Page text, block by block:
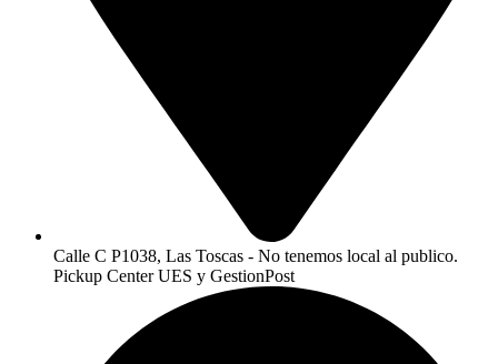
Calle C P1038, Las Toscas - No tenemos local al publico.
Pickup Center UES y GestionPost